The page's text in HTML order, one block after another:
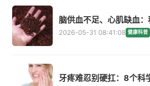
脑供血不足、心肌缺血
2026-05-31 08:41:08 健康科普
牙疼难忍别硬扛：8个科